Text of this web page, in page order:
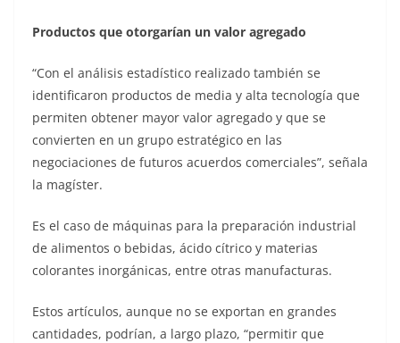
Productos que otorgarían un valor agregado
“Con el análisis estadístico realizado también se
identificaron productos de media y alta tecnología que
permiten obtener mayor valor agregado y que se
convierten en un grupo estratégico en las
negociaciones de futuros acuerdos comerciales”, señala
la magíster.
Es el caso de máquinas para la preparación industrial
de alimentos o bebidas, ácido cítrico y materias
colorantes inorgánicas, entre otras manufacturas.
Estos artículos, aunque no se exportan en grandes
cantidades, podrían, a largo plazo, “permitir que